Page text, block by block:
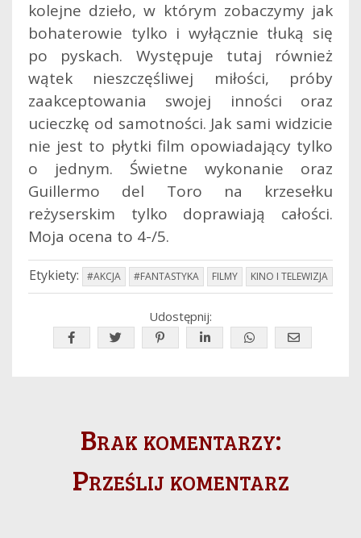
kolejne dzieło, w którym zobaczymy jak
bohaterowie tylko i wyłącznie tłuką się
po pyskach. Występuje tutaj również
wątek nieszczęśliwej miłości, próby
zaakceptowania swojej inności oraz
ucieczkę od samotności. Jak sami widzicie
nie jest to płytki film opowiadający tylko
o jednym. Świetne wykonanie oraz
Guillermo del Toro na krzesełku
reżyserskim tylko doprawiają całości.
Moja ocena to 4-/5.
Etykiety: #AKCJA #FANTASTYKA FILMY KINO I TELEWIZJA
Udostępnij:
Brak komentarzy:
Prześlij komentarz